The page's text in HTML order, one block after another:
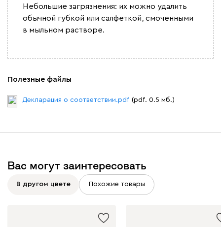
Небольшие загрязнения: их можно удалить
обычной губкой или салфеткой, смоченными
в мыльном растворе.
Полезные файлы
Декларация о соответствии.pdf (pdf. 0.5 мб.)
Вас могут заинтересовать
В другом цвете Похожие товары